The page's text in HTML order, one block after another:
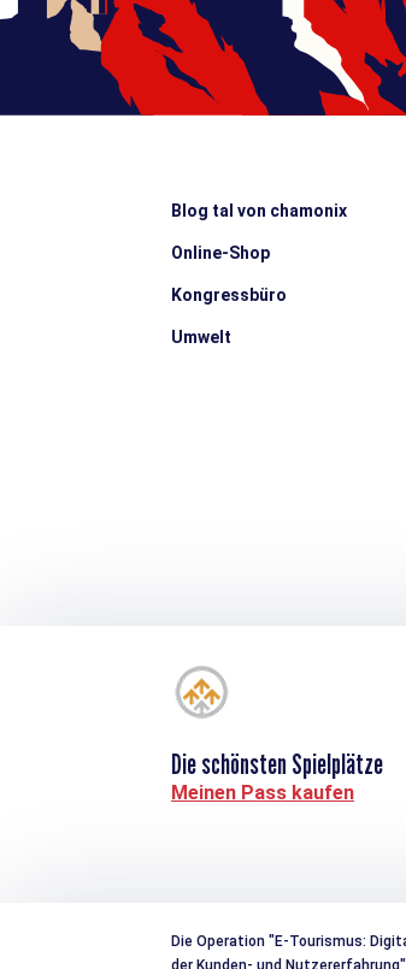
Blog tal von chamonix
Online-Shop
Kongressbüro
Umwelt
Die schönsten Spielplätze
Meinen Pass kaufen
Die Operation "E-Tourismus: